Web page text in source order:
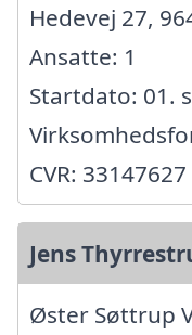
Hedevej 27,
Ansatte: 1
Startdato: 01.
CVR: 33147627
Jens
Øster Søttrup